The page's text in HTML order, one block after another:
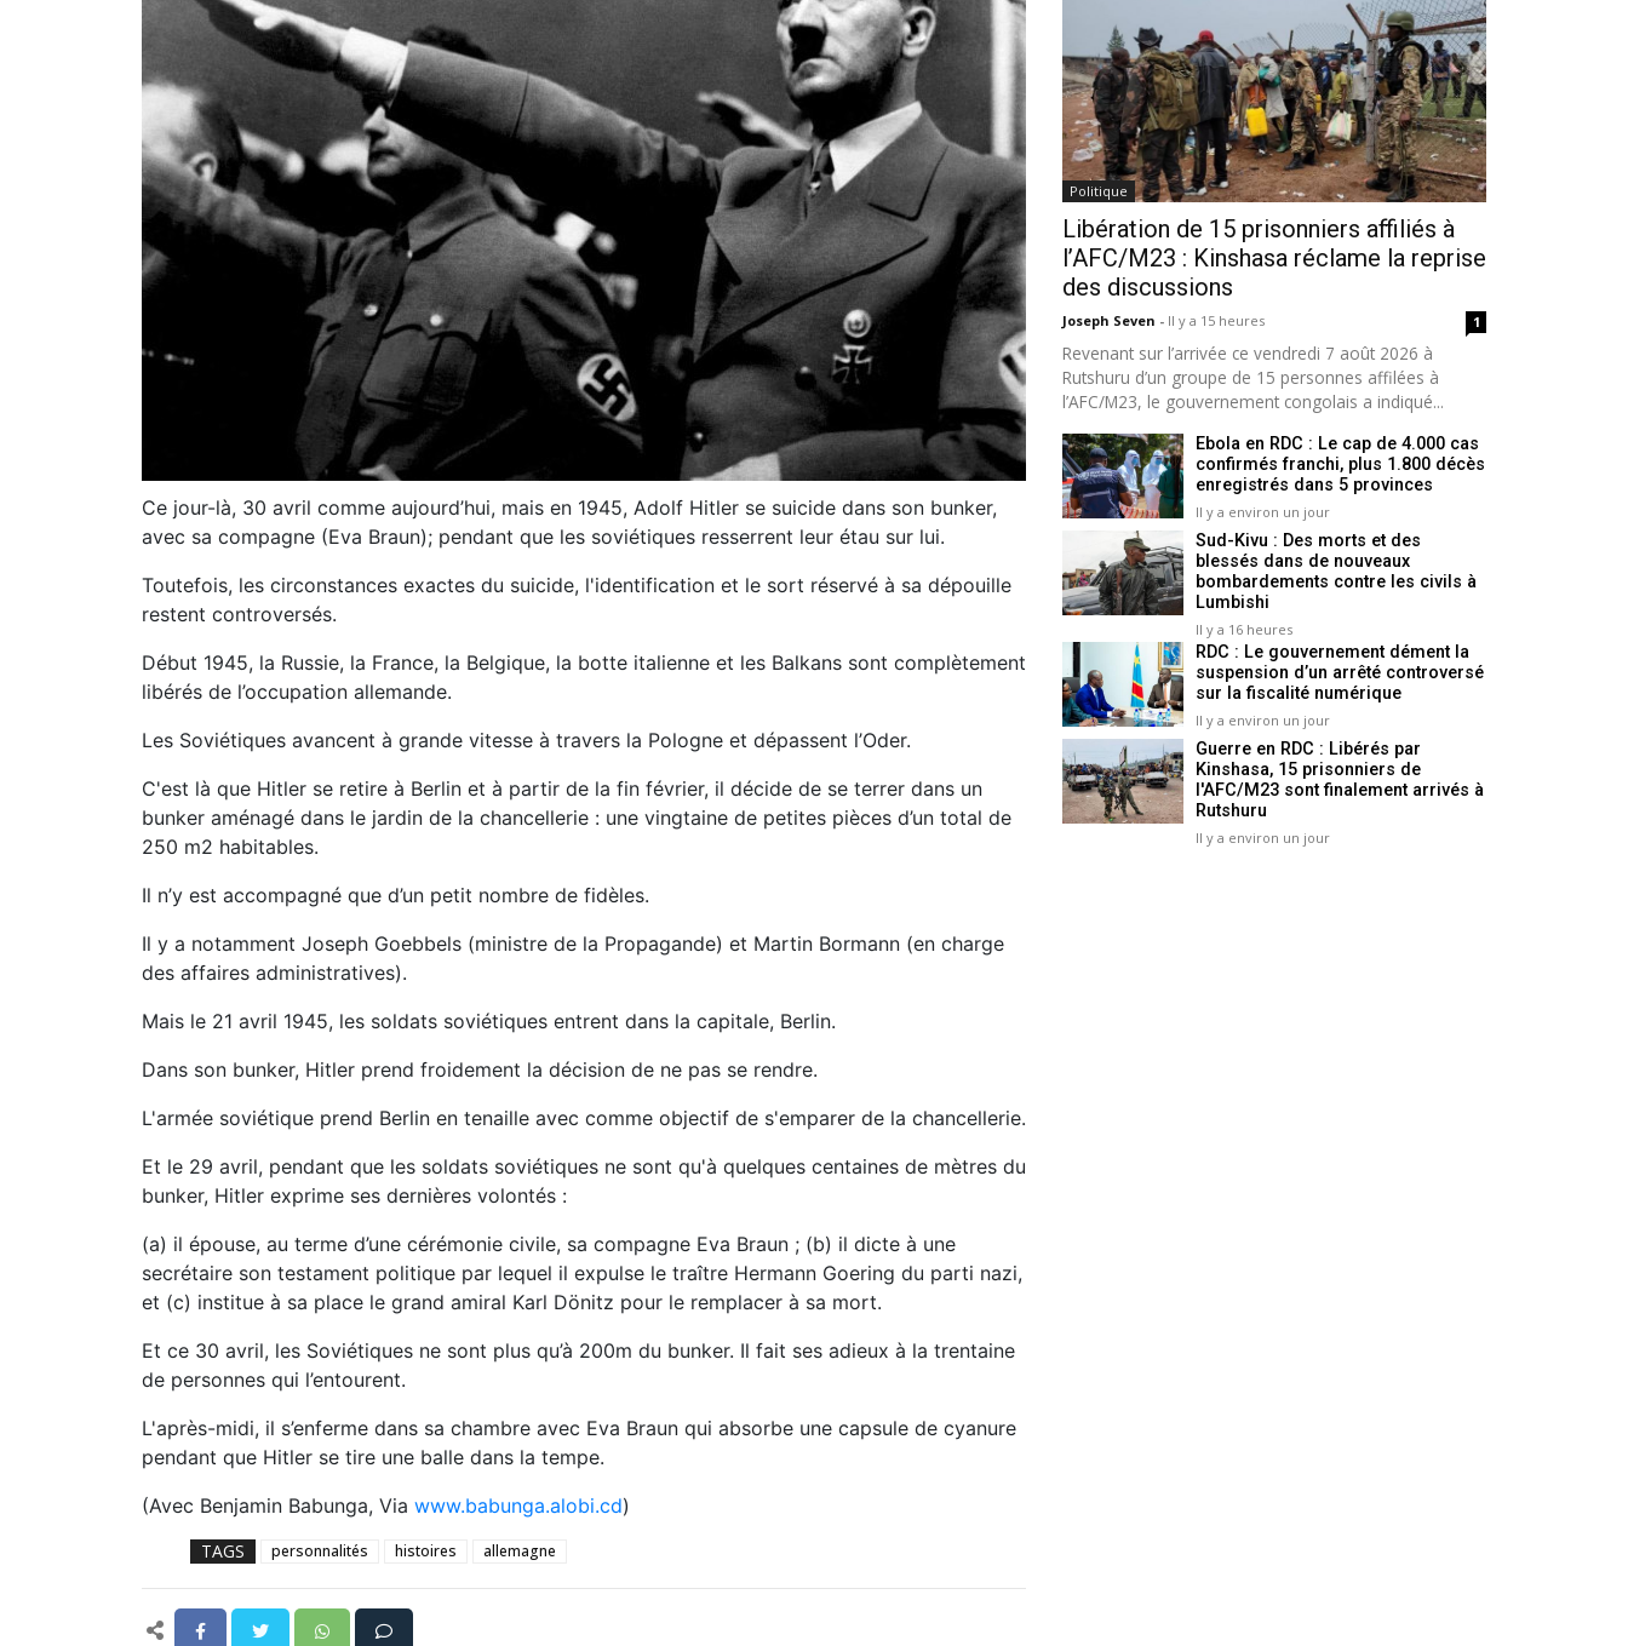
Ce jour-là, 30 avril comme aujourd’hui, mais en 1945, Adolf Hitler se suicide dans son bunker,
avec sa compagne (Eva Braun); pendant que les soviétiques resserrent leur étau sur lui.
Toutefois, les circonstances exactes du suicide, l'identification et le sort réservé à sa dépouille
restent controversés.
Début 1945, la Russie, la France, la Belgique, la botte italienne et les Balkans sont complètement
libérés de l’occupation allemande.
Les Soviétiques avancent à grande vitesse à travers la Pologne et dépassent l’Oder.
C'est là que Hitler se retire à Berlin et à partir de la fin février, il décide de se terrer dans un
bunker aménagé dans le jardin de la chancellerie : une vingtaine de petites pièces d’un total de
250 m2 habitables.
Il n’y est accompagné que d’un petit nombre de fidèles.
Il y a notamment Joseph Goebbels (ministre de la Propagande) et Martin Bormann (en charge
des affaires administratives).
Mais le 21 avril 1945, les soldats soviétiques entrent dans la capitale, Berlin.
Dans son bunker, Hitler prend froidement la décision de ne pas se rendre.
L'armée soviétique prend Berlin en tenaille avec comme objectif de s'emparer de la chancellerie.
Et le 29 avril, pendant que les soldats soviétiques ne sont qu'à quelques centaines de mètres du
bunker, Hitler exprime ses dernières volontés :
(a) il épouse, au terme d’une cérémonie civile, sa compagne Eva Braun ; (b) il dicte à une
secrétaire son testament politique par lequel il expulse le traître Hermann Goering du parti nazi,
et (c) institue à sa place le grand amiral Karl Dönitz pour le remplacer à sa mort.
Et ce 30 avril, les Soviétiques ne sont plus qu’à 200m du bunker. Il fait ses adieux à la trentaine
de personnes qui l’entourent.
L'après-midi, il s’enferme dans sa chambre avec Eva Braun qui absorbe une capsule de cyanure
pendant que Hitler se tire une balle dans la tempe.
(Avec Benjamin Babunga, Via www.babunga.alobi.cd)
TAGS personnalités histoires allemagne
Politique
Libération de 15 prisonniers affiliés à
l’AFC/M23 : Kinshasa réclame la reprise
des discussions
Joseph Seven - Il y a 15 heures 1
Revenant sur l’arrivée ce vendredi 7 août 2026 à
Rutshuru d’un groupe de 15 personnes affilées à
l’AFC/M23, le gouvernement congolais a indiqué...
Ebola en RDC : Le cap de 4.000 cas
confirmés franchi, plus 1.800 décès
enregistrés dans 5 provinces
Il y a environ un jour
Sud-Kivu : Des morts et des
blessés dans de nouveaux
bombardements contre les civils à
Lumbishi
Il y a 16 heures
RDC : Le gouvernement dément la
suspension d’un arrêté controversé
sur la fiscalité numérique
Il y a environ un jour
Guerre en RDC : Libérés par
Kinshasa, 15 prisonniers de
l'AFC/M23 sont finalement arrivés à
Rutshuru
Il y a environ un jour